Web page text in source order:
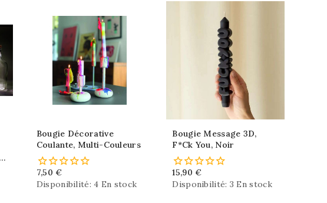
Bougie Décorative
Coulante, Multi-Couleurs
7,50 €
Disponibilité:4 En stock
Bougie Message 3D,
F*ck You, Noir
15,90 €
Disponibilité: 3 En stock